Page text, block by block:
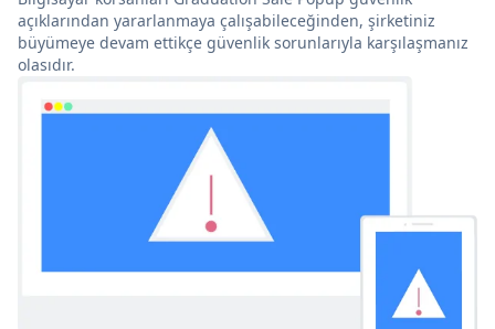
açıklarından yararlanmaya çalışabileceğinden, şirketiniz
büyümeye devam ettikçe güvenlik sorunlarıyla karşılaşmanız
olasıdır.